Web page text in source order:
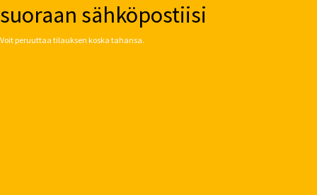
suoraan sähköpostiisi
Voit peruuttaa tilauksen koska tahansa.